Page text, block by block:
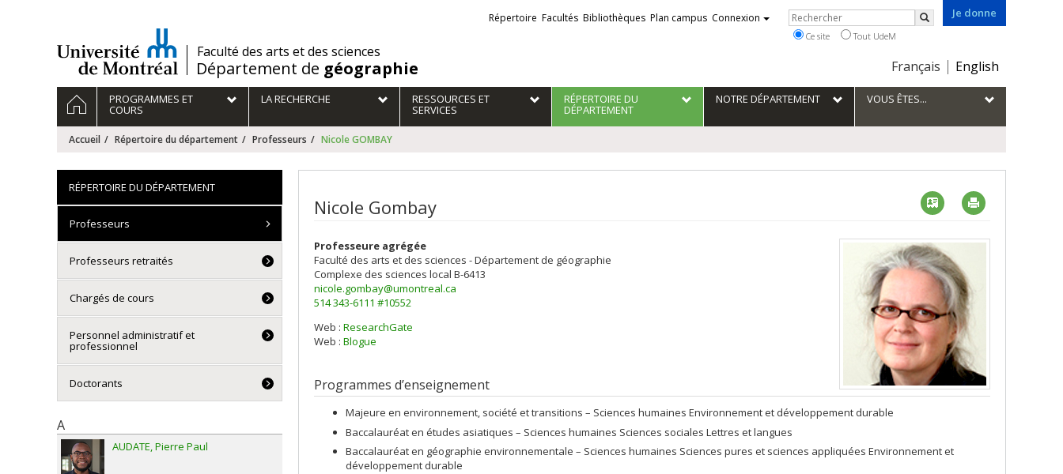
/Faculté des arts et des sciences
Département de géographie
Je donne
Choix
la
langue
Français English
Liens
externes
Répertoire Facultés Bibliothèques Plan campus Connexion Rechercher
Rechercher
Ce site Tout UdeM
Navigation
principale
ACCUEILPROGRAMMES ET
COURS
LA RECHERCHE RESSOURCES ET
SERVICES
RÉPERTOIRE DU
DÉPARTEMENT
NOTRE DÉPARTEMENT VOUS ÊTES...
Accueil Répertoire du département Professeurs Nicole GOMBAY
Nicole Gombay Vcard
Professeure agrégée
Faculté des arts et des sciences - Département de géographie
Complexe des sciences local B-6413
nicole.gombay@umontreal.ca
514 343-6111 #10552
Web : ResearchGate
Web : Blogue
Programmes d’enseignement
Majeure en environnement, société et transitions – Sciences humaines Environnement et développement durable
Baccalauréat en études asiatiques – Sciences humaines Sciences sociales Lettres et langues
Baccalauréat en géographie environnementale – Sciences humaines Sciences pures et sciences appliquées Environnement et
développement durable
RÉPERTOIRE DU DÉPARTEMENT
Professeurs
Professeurs retraités
Chargés de cours
Personnel administratif et
professionnel
Doctorants
A
AUDATE Pierre Paul